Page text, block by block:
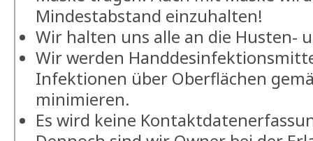
Mindestabstand einzuhalten!
Wir halten uns alle an die Husten-
Wir werden
Infektionen über Oberflächen
minimieren.
Es wird keine